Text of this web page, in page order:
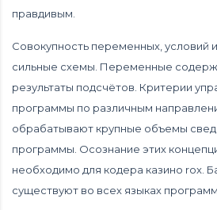
правдивым.
Совокупность переменных, условий
сильные схемы. Переменные
результаты подсчётов. Критерии
программы по различным
обрабатывают крупные объемы
программы. Осознание этих
необходимо для кодера казино rox .
существуют во всех языках